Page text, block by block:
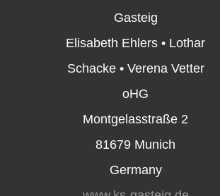
Gasteig
Elisabeth Ehlers • Lothar
Schacke • Verena Vetter
oHG
Montgelasstraße 2
81679 Munich
Germany